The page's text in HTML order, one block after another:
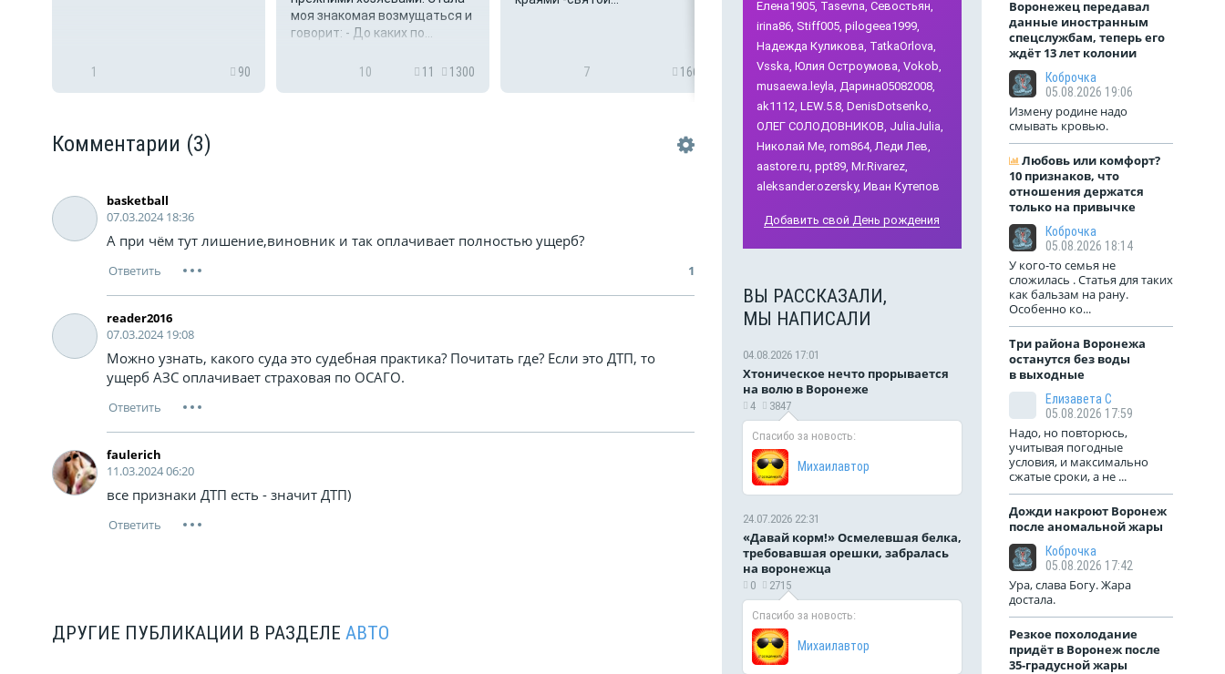
1 90
моя знакомая возмущаться и
говорит: - До каких по...
10 11 1300
над домом, где простые
7 166
не всем понравилось, если
запрет поставили.
6 279
одежда рабочего, а ведь ещё
и нижнее бельё надевалось.
За нарушение ...
7
Комментарии (3)
basketball
07.03.2024 18:36
А при чём тут лишение,виновник и так оплачивает полностью ущерб?
1
reader2016
07.03.2024 19:08
Можно узнать, какого суда это судебная практика? Почитать где? Если это ДТП, то
ущерб АЗС оплачивает страховая по ОСАГО.
faulerich
11.03.2024 06:20
все признаки ДТП есть - значит ДТП)
ДРУГИЕ ПУБЛИКАЦИИ В РАЗДЕЛЕ АВТО
Елена1905, Tasevna, Севостьян,
irina86, Stiff005, pilogeea1999,
Надежда Куликова, TatkaOrlova,
Vsska, Юлия Остроумова, Vokob,
musaewa.leyla, Дарина05082008,
ak1112, LEW.5.8, DenisDotsenko,
ОЛЕГ СОЛОДОВНИКОВ, JuliaJulia,
Николай Мe, rom864, Леди Лев,
aastore.ru, ppt89, Mr.Rivarez,
aleksander.ozersky, Иван Кутепов
Добавить свой День рождения
ВЫ РАССКАЗАЛИ,
МЫ НАПИСАЛИ
04.08.2026 17:01
Хтоническое нечто прорывается
на волю в Воронеже
4 3847
Спасибо за новость:
Михаилавтор
24.07.2026 22:31
«Давай корм!» Осмелевшая белка,
требовавшая орешки, забралась
на воронежца
0 2715
Спасибо за новость:
Михаилавтор
Воронежец передавал
данные иностранным
спецслужбам, теперь его
ждёт 13 лет колонии
Коброчка
05.08.2026 19:06
Измену родине надо
смывать кровью.
Любовь или комфорт?
10 признаков, что
отношения держатся
только на привычке
Коброчка
05.08.2026 18:14
У кого-то семья не
сложилась . Статья для таких
как бальзам на рану.
Особенно ко...
Три района Воронежа
останутся без воды
в выходные
Елизавета С
05.08.2026 17:59
Надо, но повторюсь,
учитывая погодные
условия, и максимально
сжатые сроки, а не ...
Дожди накроют Воронеж
после аномальной жары
Коброчка
05.08.2026 17:42
Ура, слава Богу. Жара
достала.
Резкое похолодание
придёт в Воронеж после
35-градусной жары